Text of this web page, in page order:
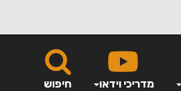
חיפוש מדריכי וידאו